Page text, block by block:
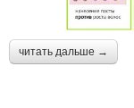
читать дальше →